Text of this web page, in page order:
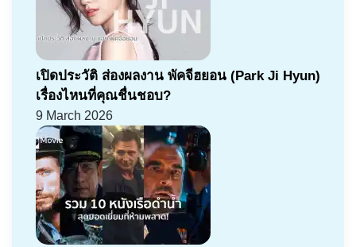
เปิดประวัติ ส่องผลงาน พัคจีฮยอน (Park Ji Hyun)
เรื่องไหนที่คุณชื่นชอบ?
9 March 2026